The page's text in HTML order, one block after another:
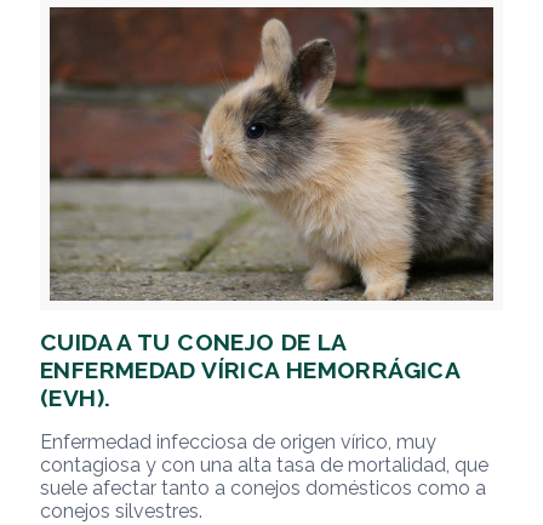
CUIDA A TU CONEJO DE LA
ENFERMEDAD VÍRICA HEMORRÁGICA
(EVH).
Enfermedad infecciosa de origen vírico, muy
contagiosa y con una alta tasa de mortalidad, que
suele afectar tanto a conejos domésticos como a
conejos silvestres.